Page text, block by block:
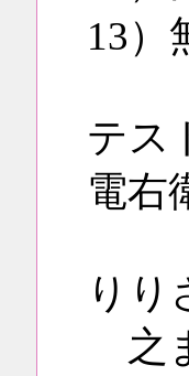
13
テス
電右
り
之